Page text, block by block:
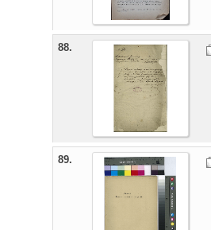
88.
89.